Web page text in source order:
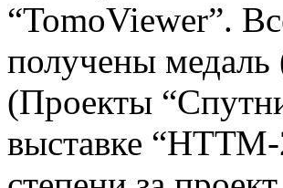
“TomoViewer”.
получены медаль
(Проекты
выставке